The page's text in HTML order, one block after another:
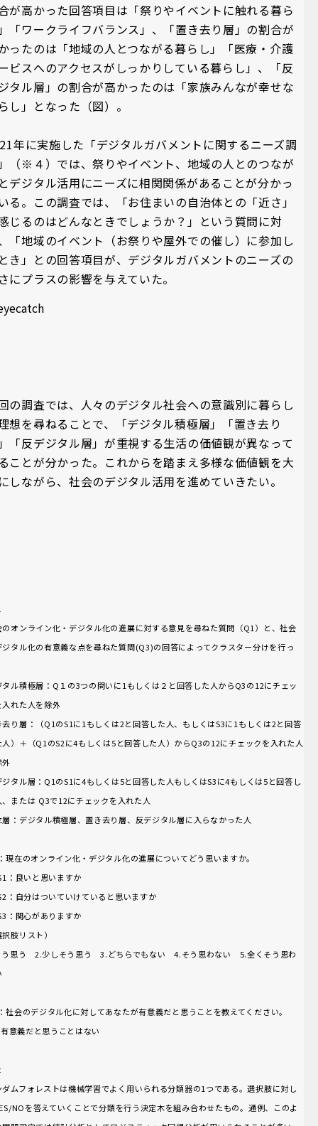
が高かった回答項目は「祭りやイベントに触れる暮ら
「ワークライフバランス」、「置き去り層」の割合が
ったのは「地域の人とつながる暮らし」「医療・介護
ビスへのアクセスがしっかりしている暮らし」、「反
タル層」の割合が高かったのは「家族みんなが幸せな
し」となった（図）。
年に実施した「デジタルガバメントに関するニーズ調
（※４）では、祭りやイベント、地域の人とのつなが
デジタル活用にニーズに相関関係があることが分かっ
る。この調査では、「お住まいの自治体との「近さ」
じるのはどんなときでしょうか？」という質問に対
「地域のイベント（お祭りや屋外での催し）に参加し
き」との回答項目が、デジタルガバメントのニーズの
にプラスの影響を与えていた。
の調査では、人々のデジタル社会への意識別に暮らし
想を尋ねることで、「デジタル積極層」「置き去り
「反デジタル層」が重視する生活の価値観が異なって
ことが分かった。これからを踏まえ多様な価値観を大
しながら、社会のデジタル活用を進めていきたい。
のオンライン化・デジタル化の進展に対する意見を尋ねた質問（Q1）と、社会
ジタル化の有意義な点を尋ねた質問(Q3)の回答によってクラスター分けを行っ
タル積極層：Q１の3つの問いに1もしくは２と回答した人からQ3の12にチェッ
入れた人を除外
去り層：（Q1のS1に1もしくは2と回答した人、もしくはS3に1もしくは2と回答
人）＋（Q1のS2に4もしくは5と回答した人）からQ3の12にチェックを入れた人
外
ジタル層：Q1のS1に4もしくは5と回答した人もしくはS3に4もしくは5と回答し
、または Q3で12にチェックを入れた人
層：デジタル積極層、置き去り層、反デジタル層に入らなかった人
現在のオンライン化・デジタル化の進展についてどう思いますか。
：良いと思いますか
：自分はついていけていると思いますか
：関心がありますか
択肢リスト）
う思う 2.少しそう思う 3.どちらでもない 4.そう思わない 5.全くそう思わ
社会のデジタル化に対してあなたが有意義だと思うことを教えてください。
意義だと思うことはない
ダムフォレストは機械学習でよく用いられる分類器の1つである。選択肢に対し
NOを答えていくことで分類を行う決定木を組み合わせたもの。通例、このよ